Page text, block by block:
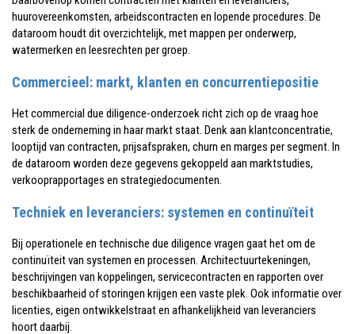
huurovereenkomsten, arbeidscontracten en lopende procedures. De
dataroom houdt dit overzichtelijk, met mappen per onderwerp,
watermerken en leesrechten per groep.
Commercieel: markt, klanten en concurrentiepositie
Het commercial due diligence-onderzoek richt zich op de vraag hoe
sterk de onderneming in haar markt staat. Denk aan klantconcentratie,
looptijd van contracten, prijsafspraken, churn en marges per segment. In
de dataroom worden deze gegevens gekoppeld aan marktstudies,
verkooprapportages en strategiedocumenten.
Techniek en leveranciers: systemen en continuïteit
Bij operationele en technische due diligence vragen gaat het om de
continuïteit van systemen en processen. Architectuurtekeningen,
beschrijvingen van koppelingen, servicecontracten en rapporten over
beschikbaarheid of storingen krijgen een vaste plek. Ook informatie over
licenties, eigen ontwikkelstraat en afhankelijkheid van leveranciers
hoort daarbij.